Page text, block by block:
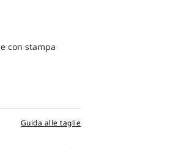
con stampa
Guida alle taglie